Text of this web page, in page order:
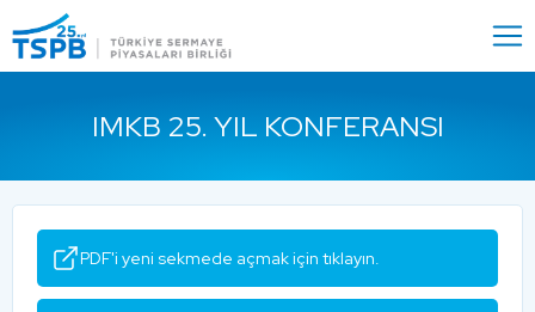
Close
IMKB 25. YIL KONFERANSI
PDF'i yeni sekmede açmak için tıklayın.